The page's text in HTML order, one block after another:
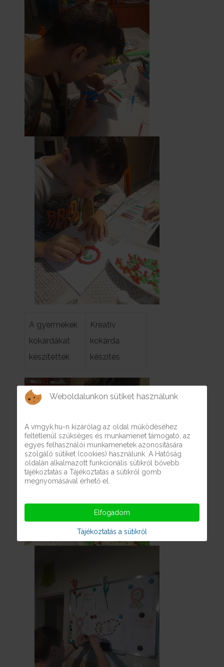
A gyermekek
kokárdákat
készítettek
Kreatív
kokárda
készítés
Weboldalunkon sütiket használunk
A vmgyk.hu-n kizárólag az oldal működéséhez
feltétlenül szükséges és munkamenet támogató, az
egyes felhasználói munkamenetek azonosítására
szolgáló sütiket (cookies) használunk. A Hatóság
oldalán alkalmazott funkcionális sütikről bővebb
tájékoztatás a Tájékoztatás a sütikről gomb
megnyomásával érhető el.
Elfogadom
Tájékoztatás a sütikről